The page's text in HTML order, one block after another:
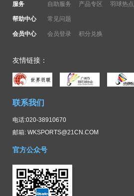
服务 自助服务 产品专区 羽球热点
帮助中心 常见问题
会员中心 会员登录 积分兑换
友情链接：
联系我们
电话:020-38910670
邮箱: WKSPORTS@21CN.COM
官方公众号